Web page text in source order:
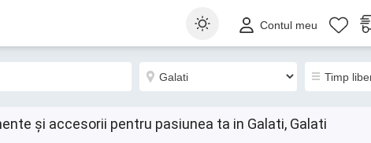
Contul meu
și accesorii pentru pasiunea ta in Galati, Galati
Sortează